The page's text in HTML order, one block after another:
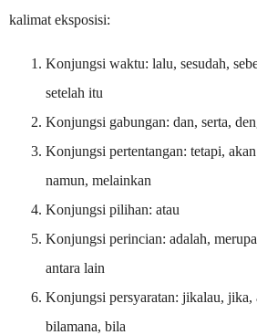
kalimat eksposisi:
Konjungsi waktu: lalu, sesudah,
setelah itu
Konjungsi gabungan: dan, serta,
Konjungsi pertentangan: tetapi,
namun, melainkan
Konjungsi pilihan: atau
Konjungsi perincian: adalah,
antara lain
Konjungsi persyaratan: jikalau, jika,
bilamana, bila